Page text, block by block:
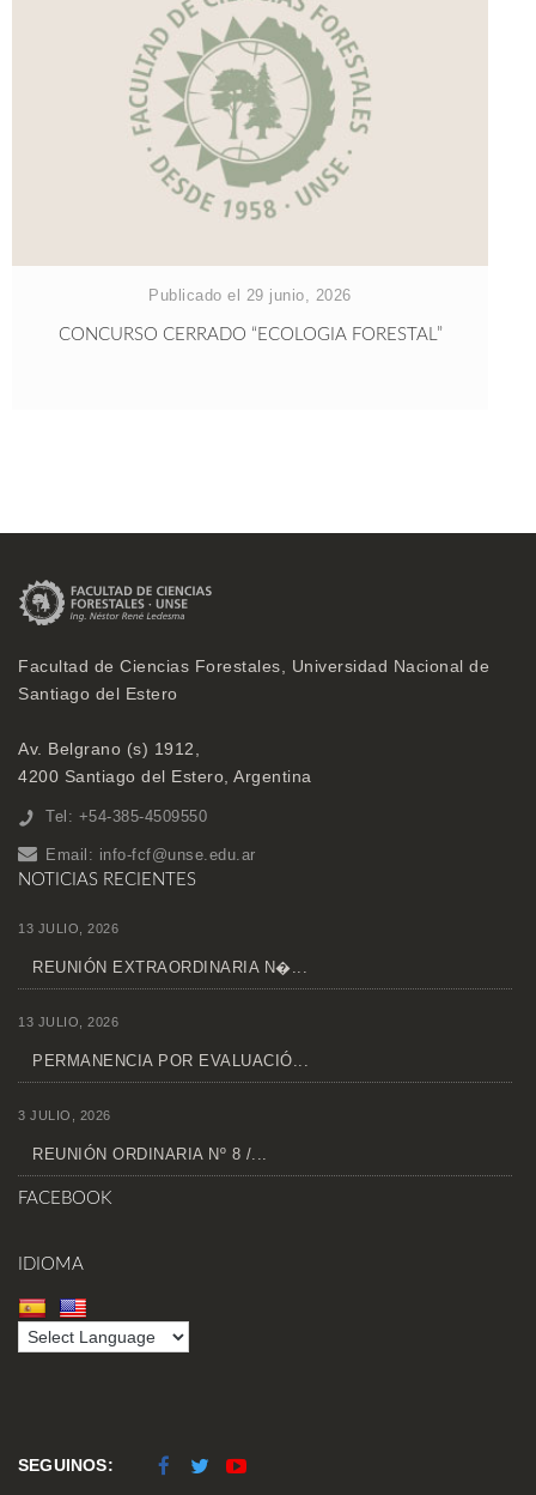
Publicado el 29 junio, 2026
CONCURSO CERRADO “ECOLOGIA FORESTAL”
Facultad de Ciencias Forestales, Universidad Nacional de
Santiago del Estero
Av. Belgrano (s) 1912,
4200 Santiago del Estero, Argentina
Tel: +54-385-4509550
Email: info-fcf@unse.edu.ar
NOTICIAS RECIENTES
13 JULIO, 2026
REUNIÓN EXTRAORDINARIA N�...
13 JULIO, 2026
PERMANENCIA POR EVALUACIÓ...
3 JULIO, 2026
REUNIÓN ORDINARIA Nº 8 /...
FACEBOOK
IDIOMA
SEGUINOS: